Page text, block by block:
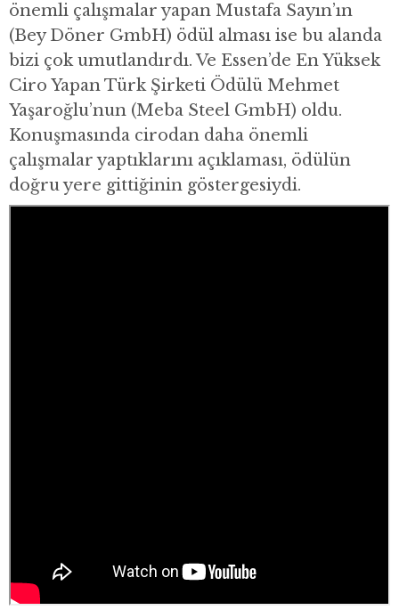
önemli çalışmalar yapan Mustafa Sayın’ın
(Bey Döner GmbH) ödül alması ise bu alanda
bizi çok umutlandırdı. Ve Essen’de En Yüksek
Ciro Yapan Türk Şirketi Ödülü Mehmet
Yaşaroğlu’nun (Meba Steel GmbH) oldu.
Konuşmasında cirodan daha önemli
çalışmalar yaptıklarını açıklaması, ödülün
doğru yere gittiğinin göstergesiydi.